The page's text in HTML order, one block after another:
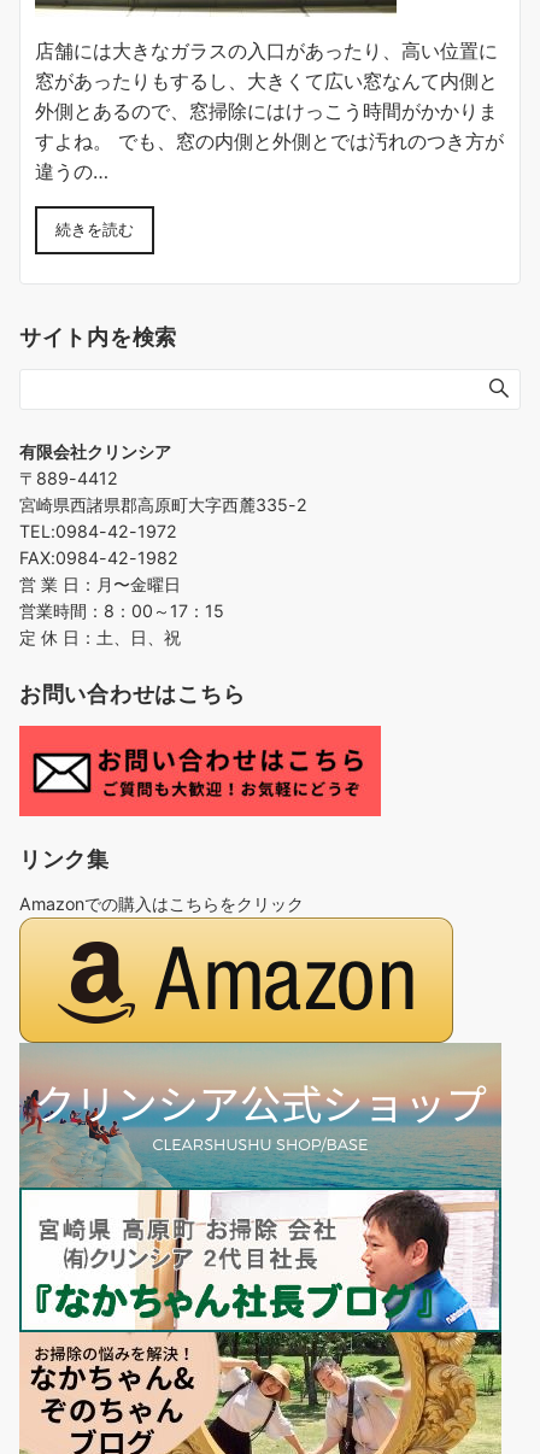
店舗には大きなガラスの入口があったり、高い位置に
窓があったりもするし、大きくて広い窓なんて内側と
外側とあるので、窓掃除にはけっこう時間がかかりま
すよね。 でも、窓の内側と外側とでは汚れのつき方が
違うの…
続きを読む
サイト内を検索
有限会社クリンシア
〒889-4412
宮崎県西諸県郡高原町大字西麓335-2
TEL:0984-42-1972
FAX:0984-42-1982
営 業 日：月〜金曜日
営業時間：8：00～17：15
定 休 日：土、日、祝
お問い合わせはこちら
リンク集
Amazonでの購入はこちらをクリック